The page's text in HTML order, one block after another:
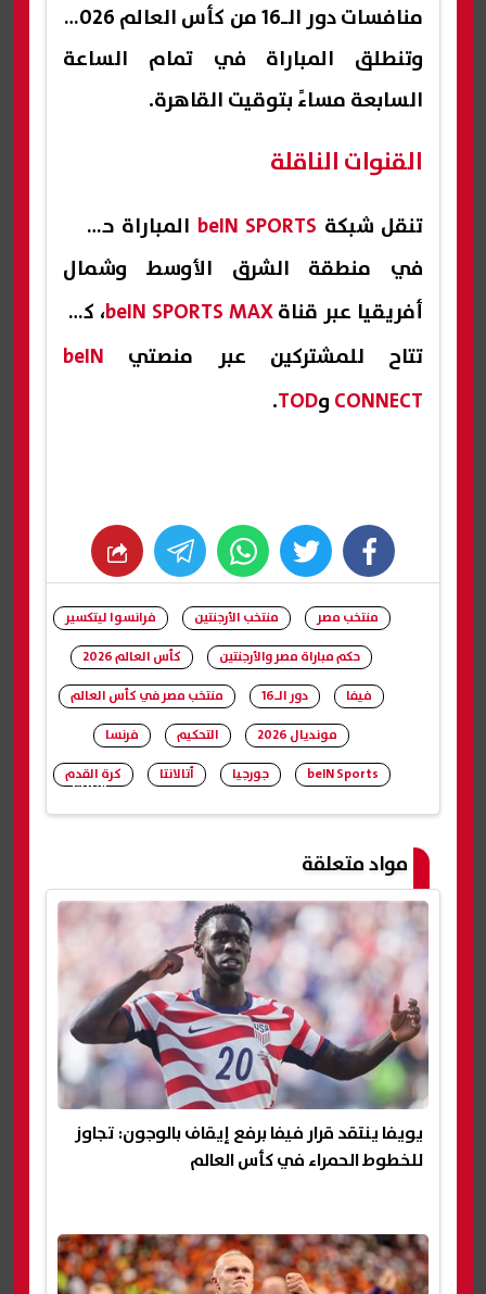
منافسات دور الـ16 من كأس العالم 2026،
وتنطلق المباراة في تمام الساعة
السابعة مساءً بتوقيت القاهرة.
القنوات الناقلة
تنقل شبكة beIN SPORTS المباراة حصريًا
في منطقة الشرق الأوسط وشمال
أفريقيا عبر قناةbeIN SPORTS MAX، كما
تتاح للمشتركين عبر منصتي beIN
CONNECTوTOD
.
facebook
twitter
whats
شارك
منتخب مصر منتخب الأرجنتين
فرانسوا ليتكسير
حكم مباراة مصر والأرجنتين
كأس العالم 2026
فيفا
دور الـ16
منتخب مصر في كأس العالم
مونديال 2026
التحكيم
فرنسا
beIN Sports
جورجيا أتالانتا كرة القدم
مواد متعلقة
يويفا ينتقد قرار فيفا برفع إيقاف بالوجون: تجاوز
للخطوط الحمراء في كأس العالم